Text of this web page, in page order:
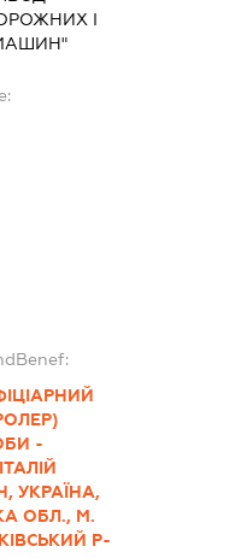
І
-
УКРАЇНА,
ОБЛ., М.
Р-